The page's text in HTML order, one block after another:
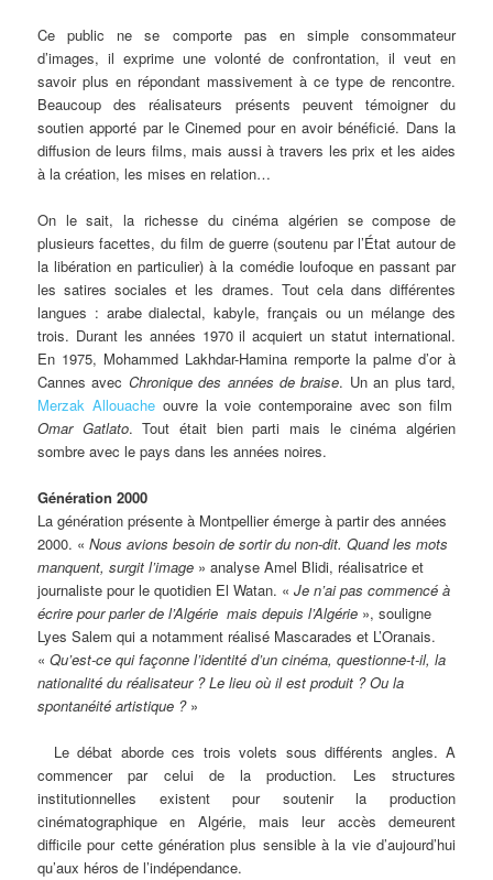
Ce public ne se comporte pas en simple consommateur
d’images, il exprime une volonté de confrontation, il veut en
savoir plus en répondant massivement à ce type de rencontre.
Beaucoup des réalisateurs présents peuvent témoigner du
soutien apporté par le Cinemed pour en avoir bénéficié. Dans la
diffusion de leurs films, mais aussi à travers les prix et les aides
à la création, les mises en relation…
On le sait, la richesse du cinéma algérien se compose de
plusieurs facettes, du film de guerre (soutenu par l’État autour de
la libération en particulier) à la comédie loufoque en passant par
les satires sociales et les drames. Tout cela dans différentes
langues : arabe dialectal, kabyle, français ou un mélange des
trois. Durant les années 1970 il acquiert un statut international.
En 1975, Mohammed Lakhdar-Hamina remporte la palme d’or à
Cannes avec Chronique des années de braise. Un an plus tard,
Merzak Allouache ouvre la voie contemporaine avec son film
Omar Gatlato. Tout était bien parti mais le cinéma algérien
sombre avec le pays dans les années noires.
Génération 2000
La génération présente à Montpellier émerge à partir des années
2000. « Nous avions besoin de sortir du non-dit. Quand les mots
manquent, surgit l’image » analyse Amel Blidi, réalisatrice et
journaliste pour le quotidien El Watan. «Je n’ai pas commencé à
écrire pour parler de l’Algérie mais depuis l’Algérie », souligne
Lyes Salem qui a notamment réalisé Mascarades et L’Oranais.
« Qu’est-ce qui façonne l’identité d’un cinéma, questionne-t-il, la
nationalité du réalisateur ? Le lieu où il est produit ? Ou la
spontanéité artistique ?»
Le débat aborde ces trois volets sous différents angles. A
commencer par celui de la production. Les structures
institutionnelles existent pour soutenir la production
cinématographique en Algérie, mais leur accès demeurent
difficile pour cette génération plus sensible à la vie d’aujourd’hui
qu’aux héros de l’indépendance.